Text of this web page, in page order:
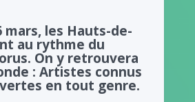
mars, les Hauts-de-
au rythme du
On y retrouvera
: Artistes connus
en tout genre.